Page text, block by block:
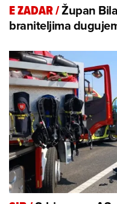
E ZADAR/Župan
braniteljima